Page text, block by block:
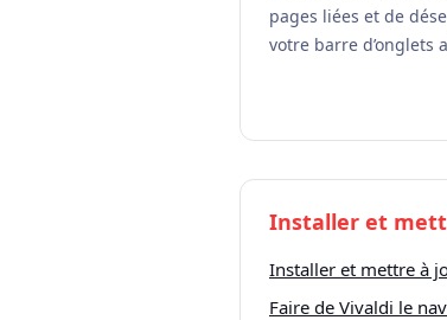
pages liées et de
votre barre d’onglets
Installer et
Installer et mettre à
Faire de Vivaldi le